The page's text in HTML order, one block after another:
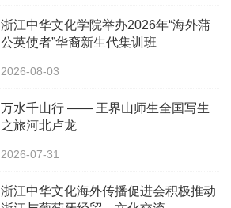
浙江中华文化学院举办2026年“海外蒲
公英使者”华裔新生代集训班
2026-08-03
万水千山行 —— 王界山师生全国写生
之旅河北卢龙
2026-07-31
浙江中华文化海外传播促进会积极推动